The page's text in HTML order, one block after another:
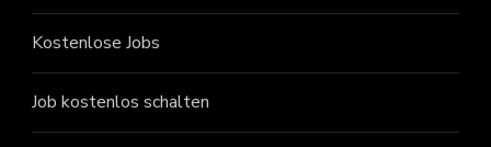
Kostenlose Jobs
Job kostenlos schalten